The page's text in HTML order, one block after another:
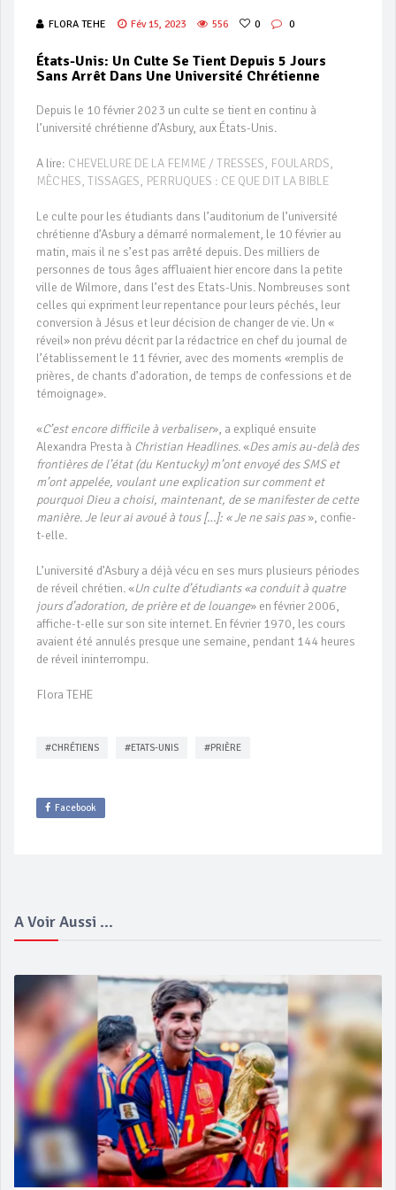
FLORA TEHE Fév 15, 2023 556 0 0
États-Unis: Un Culte Se Tient Depuis 5 Jours
Sans Arrêt Dans Une Université Chrétienne
Depuis le 10 février 2023 un culte se tient en continu à
l’université chrétienne d’Asbury, aux États-Unis.
A lire: CHEVELURE DE LA FEMME / TRESSES, FOULARDS,
MÈCHES, TISSAGES, PERRUQUES : CE QUE DIT LA BIBLE
Le culte pour les étudiants dans l’auditorium de l’université
chrétienne d’Asbury a démarré normalement, le 10 février au
matin, mais il ne s’est pas arrêté depuis. Des milliers de
personnes de tous âges affluaient hier encore dans la petite
ville de Wilmore, dans l’est des Etats-Unis. Nombreuses sont
celles qui expriment leur repentance pour leurs péchés, leur
conversion à Jésus et leur décision de changer de vie. Un «
réveil» non prévu décrit par la rédactrice en chef du journal de
l’établissement le 11 février, avec des moments «remplis de
prières, de chants d’adoration, de temps de confessions et de
témoignage».
«C’est encore difficile à verbaliser», a expliqué ensuite
Alexandra Presta à Christian Headlines. «Des amis au-delà des
frontières de l’état (du Kentucky) m’ont envoyé des SMS et
m’ont appelée, voulant une explication sur comment et
pourquoi Dieu a choisi, maintenant, de se manifester de cette
manière. Je leur ai avoué à tous […]: « Je ne sais pas», confie-
t-elle.
L’université d’Asbury a déjà vécu en ses murs plusieurs périodes
de réveil chrétien. «Un culte d’étudiants «a conduit à quatre
jours d’adoration, de prière et de louange» en février 2006,
affiche-t-elle sur son site internet. En février 1970, les cours
avaient été annulés presque une semaine, pendant 144 heures
de réveil ininterrompu.
Flora TEHE
#CHRÉTIENS #ETATS-UNIS #PRIÈRE
Facebook
A Voir Aussi ...